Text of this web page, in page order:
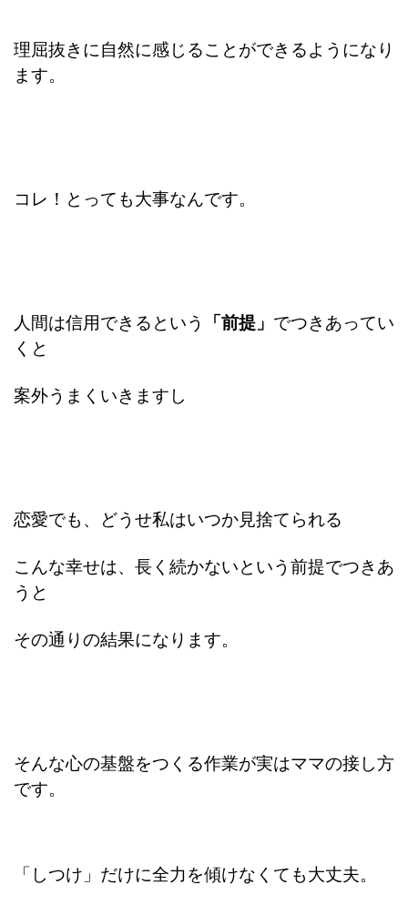
理屈抜きに自然に感じることができるようになり
ます。
コレ！とっても大事なんです。
人間は信用できるという 「前提」 でつきあってい
くと
案外うまくいきますし
恋愛でも、どうせ私はいつか見捨てられる
こんな幸せは、長く続かないという前提でつきあ
うと
その通りの結果になります。
そんな心の基盤をつくる作業が実はママの接し方
です。
「しつけ」だけに全力を傾けなくても大丈夫。